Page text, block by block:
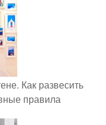
Как развесить
правила